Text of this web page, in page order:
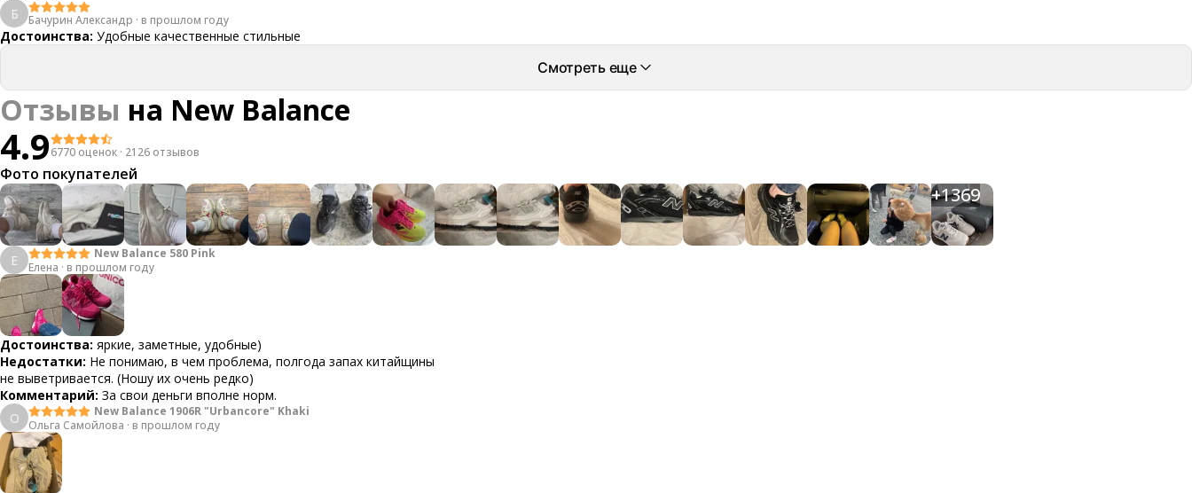
Б
Бачурин Александр · в прошлом году
Достоинства: Удобные качественные стильные
Смотреть еще
Отзывы на New Balance
4.96770 оценок · 2126 отзывов
Фото покупателей
+1369
Е
New Balance 580 Pink
Елена · в прошлом году
Достоинства: яркие, заметные, удобные)
Недостатки: Не понимаю, в чем проблема, полгода запах китайщины
не выветривается. (Ношу их очень редко)
Комментарий: За свои деньги вполне норм.
О
New Balance 1906R "Urbancore" Khaki
Ольга Самойлова · в прошлом году